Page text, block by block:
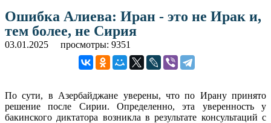
Ошибка Алиева: Иран - это не Ирак и,
тем более, не Сирия
03.01.2025 просмотры: 9351
По сути, в Азербайджане уверены, что по Ирану принято
решение после Сирии. Определенно, эта уверенность у
бакинского диктатора возникла в результате консультаций с